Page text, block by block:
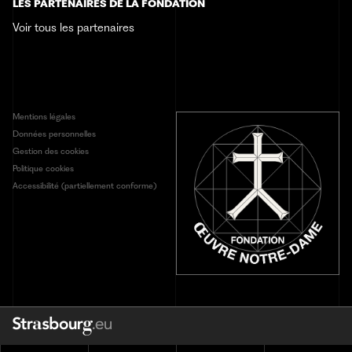
Contact
LES PARTENAIRES DE LA FONDATION
Voir tous les partenaires
Mentions légales
Données personnelles
Gestion des cookies
Politique cookies
Accessibilité (partiellement conforme)